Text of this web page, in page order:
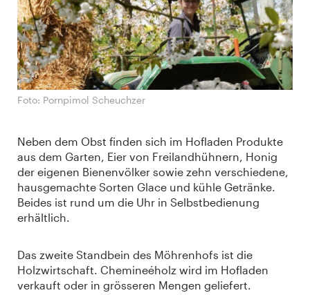
Foto: Pornpimol Scheuchzer
Neben dem Obst finden sich im Hofladen Produkte
aus dem Garten, Eier von Freilandhühnern, Honig
der eigenen Bienenvölker sowie zehn verschiedene,
hausgemachte Sorten Glace und kühle Getränke.
Beides ist rund um die Uhr in Selbstbedienung
erhältlich.
Das zweite Standbein des Möhrenhofs ist die
Holzwirtschaft. Chemineéholz wird im Hofladen
verkauft oder in grösseren Mengen geliefert.